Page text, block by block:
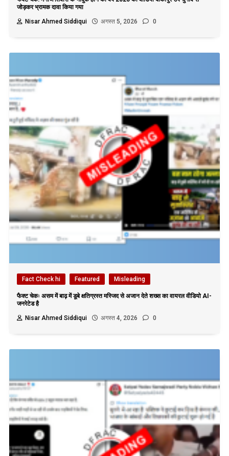
जोड़कर भ्रामक दावा किया गया
Nisar Ahmed Siddiqui
अगस्त 5, 2026 0
Fact Check hi Featured Misleading
फैक्ट चेकः असम में बाढ़ में डूबे क्षतिग्रस्त मस्जिद से अजान देते शख्स का वायरल वीडियो AI-
जनरेटेड है
Nisar Ahmed Siddiqui
अगस्त 4, 2026 0